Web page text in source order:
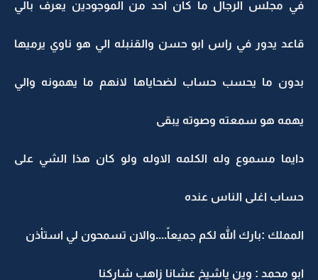
في مجلس الرجال ما كان احد من الموجودين يعرف بالي
قاعد يدور في راس ابو حسن والقنبله الي هو ناوي يرميها
بدون ما يحسب حساب لضحاياها لانهم ما يهمونه والي
يهمه هو سمعته وصوته يبقى
دايما مسموع وله الكلمه الاوله ولو كان هذا الشي على
حساب اغلى الناس عنده
المملك :بارك الله لكم جميعاً....والان تسمحون لي استأذن
ابو محمد : وين ياشيخ عشانا زاهب شاركنا